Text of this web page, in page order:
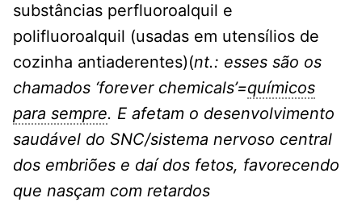
substâncias perfluoroalquil e
polifluoroalquil (usadas em utensílios de
cozinha antiaderentes)(nt.: esses são os
chamados ‘forever chemicals’=químicos
para sempre. E afetam o desenvolvimento
saudável do SNC/sistema nervoso central
dos embriões e daí dos fetos, favorecendo
que nasçam com retardos